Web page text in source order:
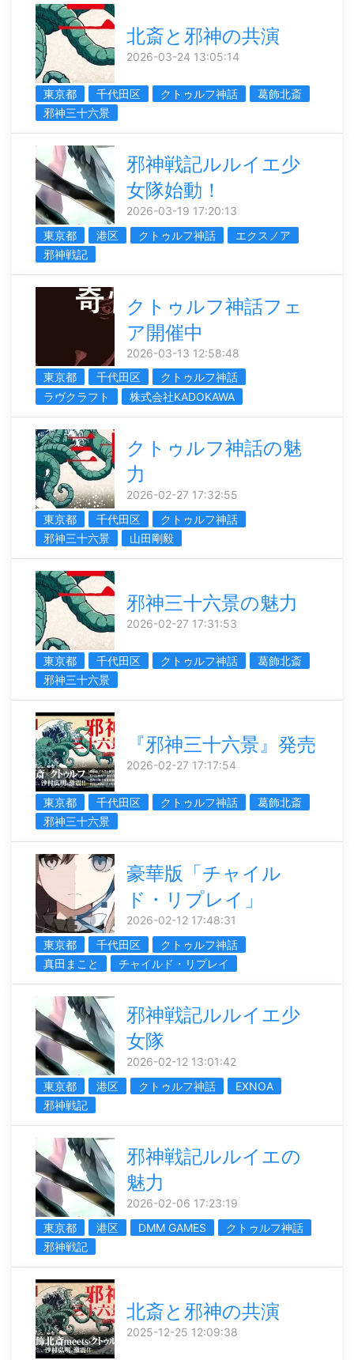
北斎と邪神の共演
2026-03-24 13:05:14
東京都 千代田区 クトゥルフ神話
葛飾北斎
邪神三十六景
邪神戦記ルルイエ少
女隊始動！
2026-03-19 17:20:13
東京都
港区 クトゥルフ神話
エクスノア
邪神戦記
クトゥルフ神話フェ
ア開催中
2026-03-13 12:58:48
東京都
千代田区
クトゥルフ神話
ラヴクラフト
株式会社KADOKAWA
クトゥルフ神話の魅
力
2026-02-27 17:32:55
東京都
千代田区
クトゥルフ神話
邪神三十六景
山田剛毅
邪神三十六景の魅力
2026-02-27 17:31:53
東京都 千代田区 クトゥルフ神話
葛飾北斎
邪神三十六景
『邪神三十六景』発売
2026-02-27 17:17:54
東京都 千代田区 クトゥルフ神話
葛飾北斎
邪神三十六景
豪華版「チャイル
ド・リプレイ」
2026-02-12 17:48:31
東京都
千代田区
クトゥルフ神話
真田まこと
チャイルド・リプレイ
邪神戦記ルルイエ少
女隊
2026-02-12 13:01:42
東京都
港区 クトゥルフ神話
EXNOA
邪神戦記
邪神戦記ルルイエの
魅力
2026-02-06 17:23:19
東京都
港区 DMM GAMES
クトゥルフ神話
邪神戦記
北斎と邪神の共演
2025-12-25 12:09:38